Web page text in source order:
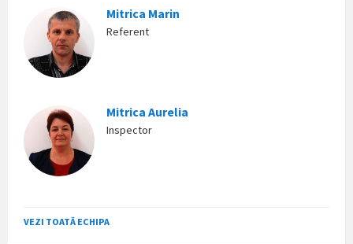
Mitrica Marin
Referent
Mitrica Aurelia
Inspector
VEZI TOATĂ ECHIPA